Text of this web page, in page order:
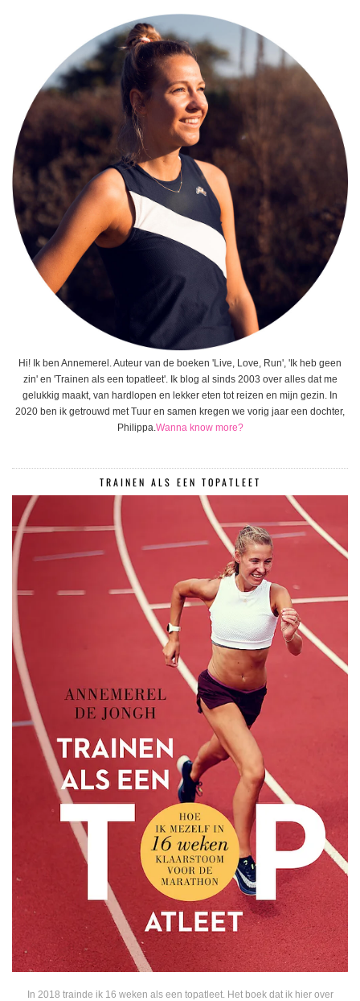
Hi! Ik ben Annemerel. Auteur van de boeken 'Live, Love, Run', 'Ik heb geen
zin' en 'Trainen als een topatleet'. Ik blog al sinds 2003 over alles dat me
gelukkig maakt, van hardlopen en lekker eten tot reizen en mijn gezin. In
2020 ben ik getrouwd met Tuur en samen kregen we vorig jaar een dochter,
Philippa.Wanna know more?
TRAINEN ALS EEN TOPATLEET
In 2018 trainde ik 16 weken als een topatleet. Het boek dat ik hier over